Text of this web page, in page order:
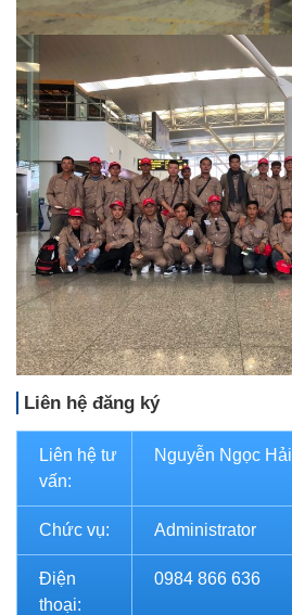
Liên hệ đăng ký
Liên hệ tư
vấn:
Nguyễn Ngọc Hải
Chức vụ: Administrator
Điện
thoại:
0984 866 636